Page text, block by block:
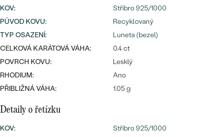
PROHLÉDNOUT
KOV:
Stříbro 925/1000
PŮVOD KOVU:
Recyklovaný
TYP OSAZENÍ:
Luneta (bezel)
CELKOVÁ KARÁTOVÁ VÁHA:
0.4 ct
POVRCH KOVU:
Lesklý
RHODIUM:
Ano
PŘIBLIŽNÁ VÁHA:
1.05 g
Detaily o řetízku
KOV:
Stříbro 925/1000